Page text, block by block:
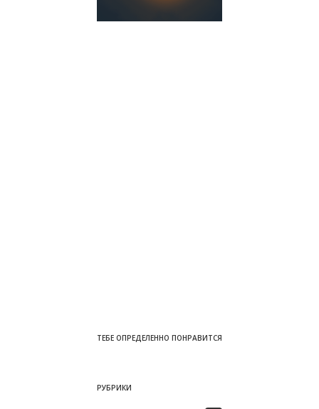
ТЕБЕ ОПРЕДЕЛЕННО ПОНРАВИТСЯ
РУБРИКИ